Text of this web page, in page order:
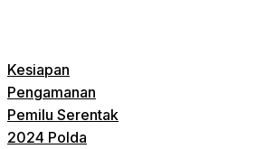
Kesiapan
Pengamanan
Pemilu Serentak
2024 Polda